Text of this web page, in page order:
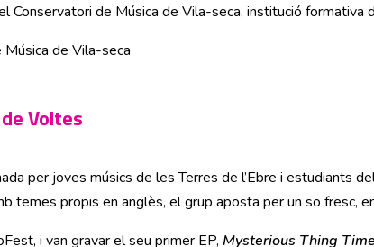
Conservatori de Música de Vila-seca, institució formativa
Música de Vila-seca
Voltes
per joves músics de les Terres de l’Ebre i estudiants
temes propis en anglès, el grup aposta per un so fresc,
i van gravar el seu primer EP, Mysterious Thing Time